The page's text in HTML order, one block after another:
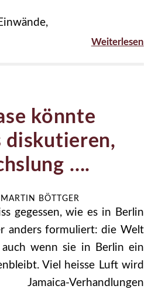
Weiterlesen
könnte
diskutieren,
….
MARTIN BÖTTGER
gegessen, wie es in Berlin
anders formuliert: die Welt
wenn sie in Berlin ein
Viel heisse Luft wird
Verhandlungen